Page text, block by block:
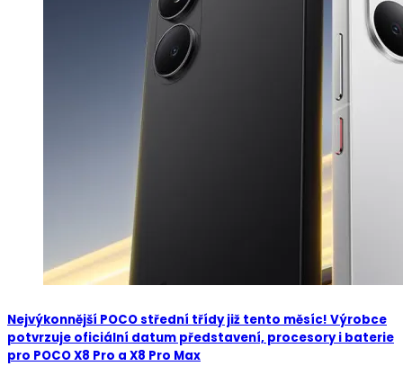
Nejvýkonnější POCO střední třídy již tento měsíc! Výrobce
potvrzuje oficiální datum představení, procesory i baterie
pro POCO X8 Pro a X8 Pro Max